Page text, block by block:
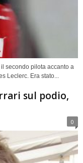
secondo pilota accanto a
Leclerc. Era stato...
sul podio,
0